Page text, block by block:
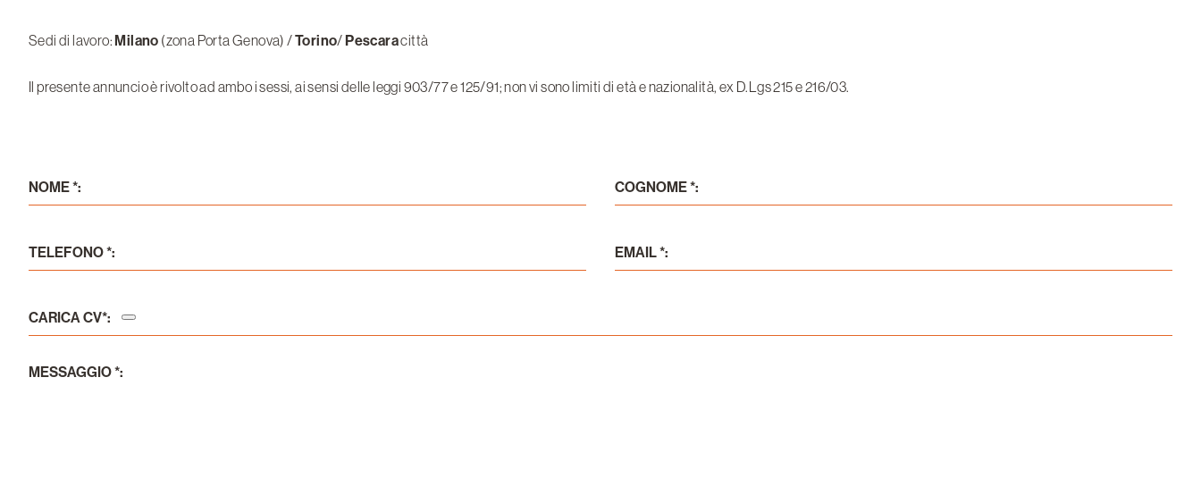
Sedi di lavoro:Milano (zona Porta Genova) /Torino/Pescaracittà
Il presente annuncio è rivolto ad ambo i sessi, ai sensi delle leggi 903/77 e 125/91; non vi sono limiti di età e nazionalità, ex D.Lgs 215 e 216/03.
NOME *: COGNOME *:
TELEFONO *: EMAIL *:
CARICA CV*:
MESSAGGIO *: